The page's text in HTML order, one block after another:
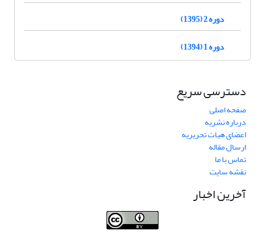
دوره 2 (1395)
دوره 1 (1394)
دسترسی سریع
صفحه اصلی
درباره نشریه
اعضای هیات تحریریه
ارسال مقاله
تماس با ما
نقشه سایت
آخرین اخبار